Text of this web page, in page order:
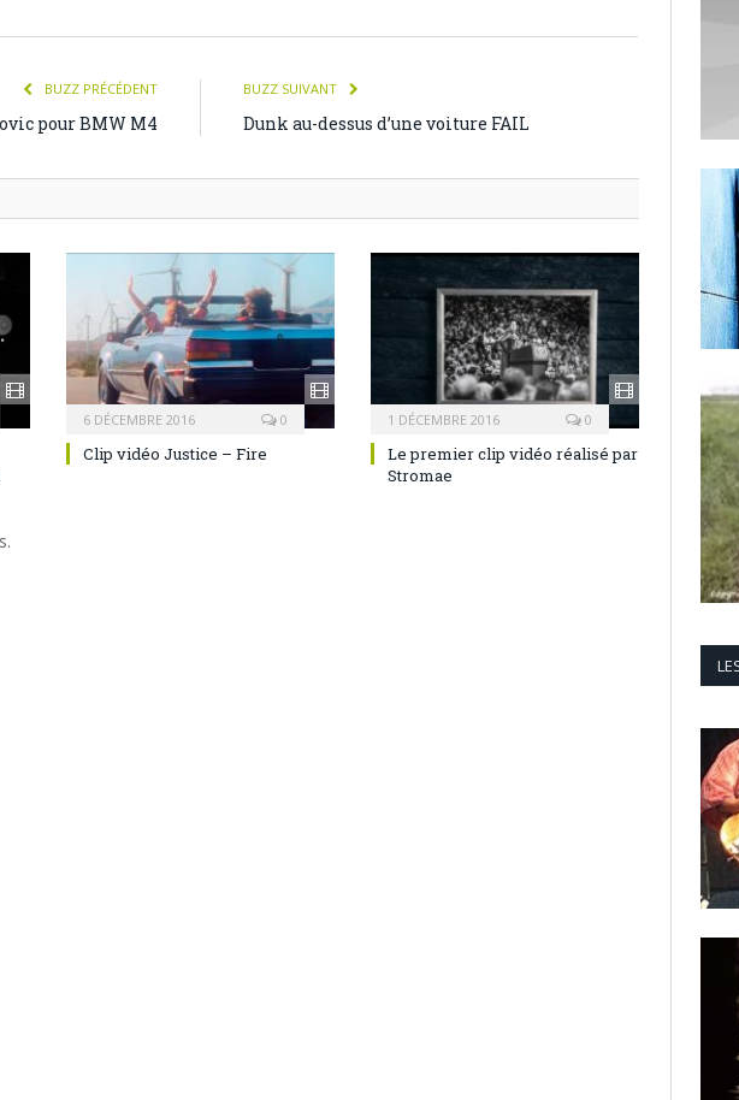
BUZZ PRÉCÉDENT
pour BMW M4
BUZZ SUIVANT
Dunk au-dessus d’une voiture FAIL
6 DÉCEMBRE 2016 0
Clip vidéo Justice – Fire
1 DÉCEMBRE 2016 0
Le premier clip vidéo réalisé par
Stromae